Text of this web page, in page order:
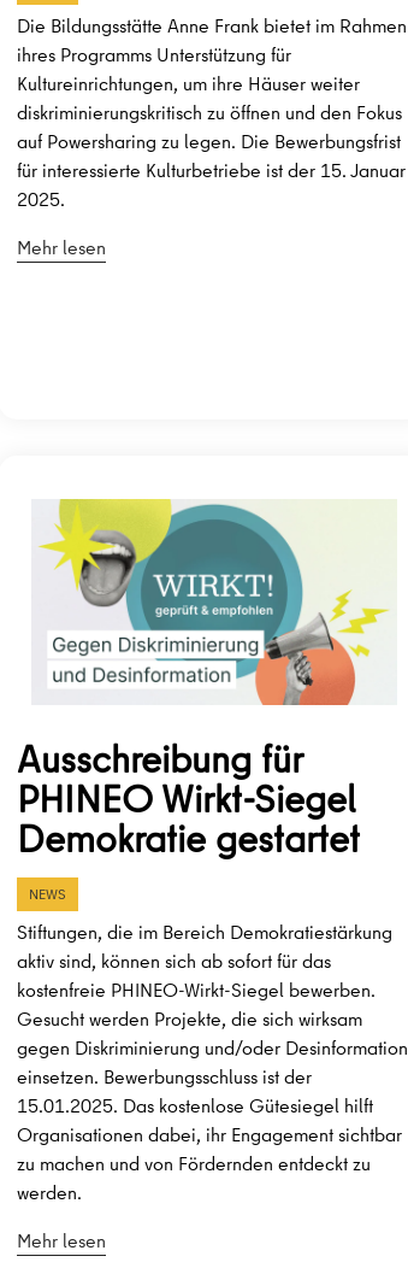
Die Bildungsstätte Anne Frank bietet im Rahmen
ihres Programms Unterstützung für
Kultureinrichtungen, um ihre Häuser weiter
diskriminierungskritisch zu öffnen und den Fokus
auf Powersharing zu legen. Die Bewerbungsfrist
für interessierte Kulturbetriebe ist der 15. Januar
2025.
Mehr lesen
Ausschreibung für
PHINEO Wirkt-Siegel
Demokratie gestartet
NEWS
Stiftungen, die im Bereich Demokratiestärkung
aktiv sind, können sich ab sofort für das
kostenfreie PHINEO-Wirkt-Siegel bewerben.
Gesucht werden Projekte, die sich wirksam
gegen Diskriminierung und/oder Desinformation
einsetzen. Bewerbungsschluss ist der
15.01.2025. Das kostenlose Gütesiegel hilft
Organisationen dabei, ihr Engagement sichtbar
zu machen und von Fördernden entdeckt zu
werden.
Mehr lesen